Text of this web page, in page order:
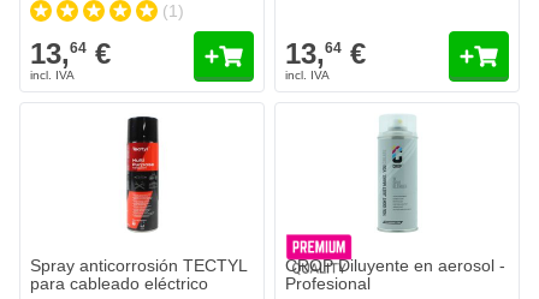
(1)
13,64 € 13,64 €
Spray anticorrosión TECTYL
para cableado eléctrico
CROP Diluyente en aerosol -
Profesional